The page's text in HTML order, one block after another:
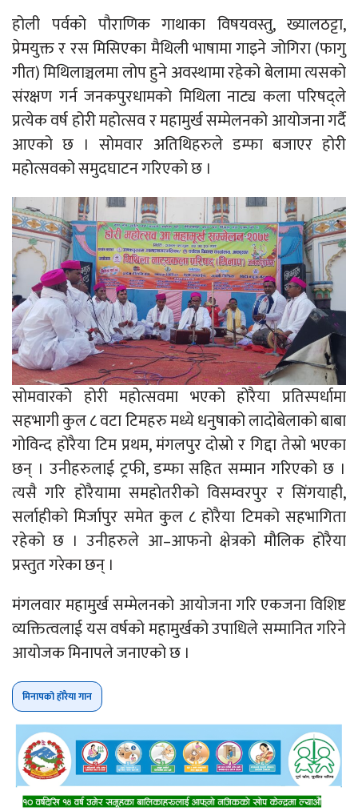
होली पर्वको पौराणिक गाथाका विषयवस्तु, ख्यालठट्टा,
प्रेमयुक्त र रस मिसिएका मैथिली भाषामा गाइने जोगिरा (फागु
गीत) मिथिलाञ्चलमा लोप हुने अवस्थामा रहेको बेलामा त्यसको
संरक्षण गर्न जनकपुरधामको मिथिला नाट्य कला परिषद्ले
प्रत्येक वर्ष होरी महोत्सव र महामुर्ख सम्मेलनको आयोजना गर्दै
आएको छ । सोमवार अतिथिहरुले डम्फा बजाएर होरी
महोत्सवको समुदघाटन गरिएको छ ।
सोमवारको होरी महोत्सवमा भएको होरैया प्रतिस्पर्धामा
सहभागी कुल ८ वटा टिमहरु मध्ये धनुषाको लादोबेलाको बाबा
गोविन्द होरैया टिम प्रथम, मंगलपुर दोस्रो र गिद्दा तेस्रो भएका
छन् । उनीहरुलाई ट्रफी, डम्फा सहित सम्मान गरिएको छ ।
त्यसै गरि होरैयामा समहोतरीको विसम्वरपुर र सिंगयाही,
सर्लाहीको मिर्जापुर समेत कुल ८ होरैया टिमको सहभागिता
रहेको छ । उनीहरुले आ–आफनो क्षेत्रको मौलिक होरैया
प्रस्तुत गरेका छन् ।
मंगलवार महामुर्ख सम्मेलनको आयोजना गरि एकजना विशिष्ट
व्यक्तित्वलाई यस वर्षको महामुर्खको उपाधिले सम्मानित गरिने
आयोजक मिनापले जनाएको छ ।
मिनापको होरैया गान